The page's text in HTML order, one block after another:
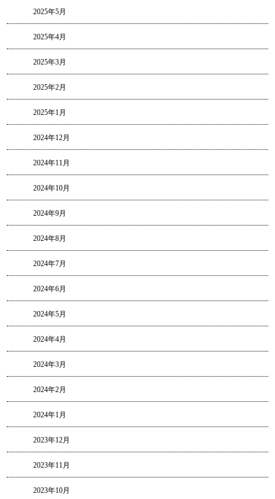
2025年5月
2025年4月
2025年3月
2025年2月
2025年1月
2024年12月
2024年11月
2024年10月
2024年9月
2024年8月
2024年7月
2024年6月
2024年5月
2024年4月
2024年3月
2024年2月
2024年1月
2023年12月
2023年11月
2023年10月